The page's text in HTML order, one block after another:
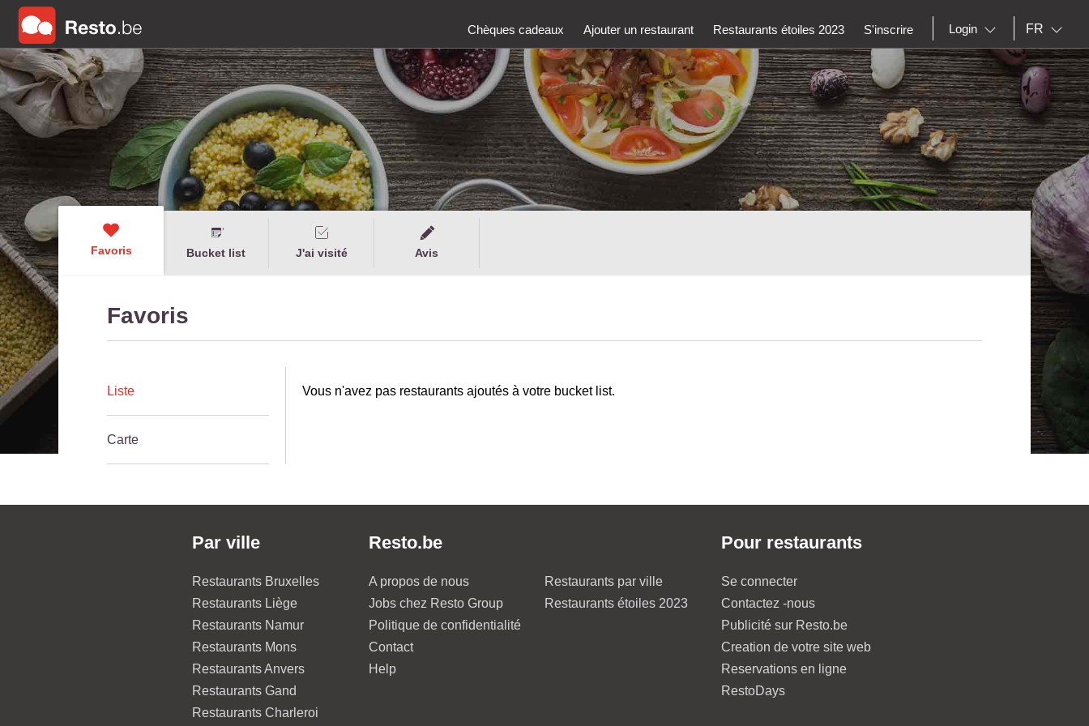
Chèques cadeaux Ajouter un restaurant Restaurants étoiles 2023 S'inscrire Login FR
Favoris Bucket list J'ai visité Avis
Favoris
Liste
Carte
Vous n'avez pas restaurants ajoutés à votre bucket list.
Par ville
Restaurants Bruxelles
Restaurants Liège
Restaurants Namur
Restaurants Mons
Restaurants Anvers
Restaurants Gand
Restaurants Charleroi
Resto.be
A propos de nous
Jobs chez Resto Group
Politique de confidentialité
Contact
Help
Restaurants par ville
Restaurants étoiles 2023
Pour restaurants
Se connecter
Contactez -nous
Publicité sur Resto.be
Creation de votre site web
Reservations en ligne
RestoDays